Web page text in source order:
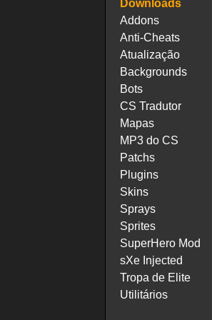
Downloads
Addons
Anti-Cheats
Atualização
Backgrounds
Bots
CS Tradutor
Mapas
MP3 do CS
Patchs
Plugins
Skins
Sprays
Sprites
SuperHero Mod
sXe Injected
Tropa de Elite
Utilitários